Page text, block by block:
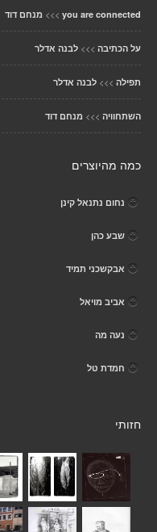
you are connected
>>> מנחם דוד
על הכתיבה >>> לבנה אדלר
תפילה >>> לבנה אדלר
השתחוויה >>> מנחם דוד
כמה מהיוצרים
נחום נתנאל קינן
שבע כהן
אבקשכני תמיד
אביב מויאל
נעה מה
חמדת טל
חזותי